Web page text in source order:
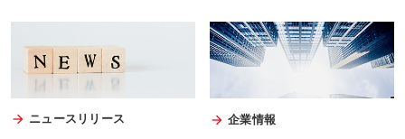
ニュースリリース 企業情報